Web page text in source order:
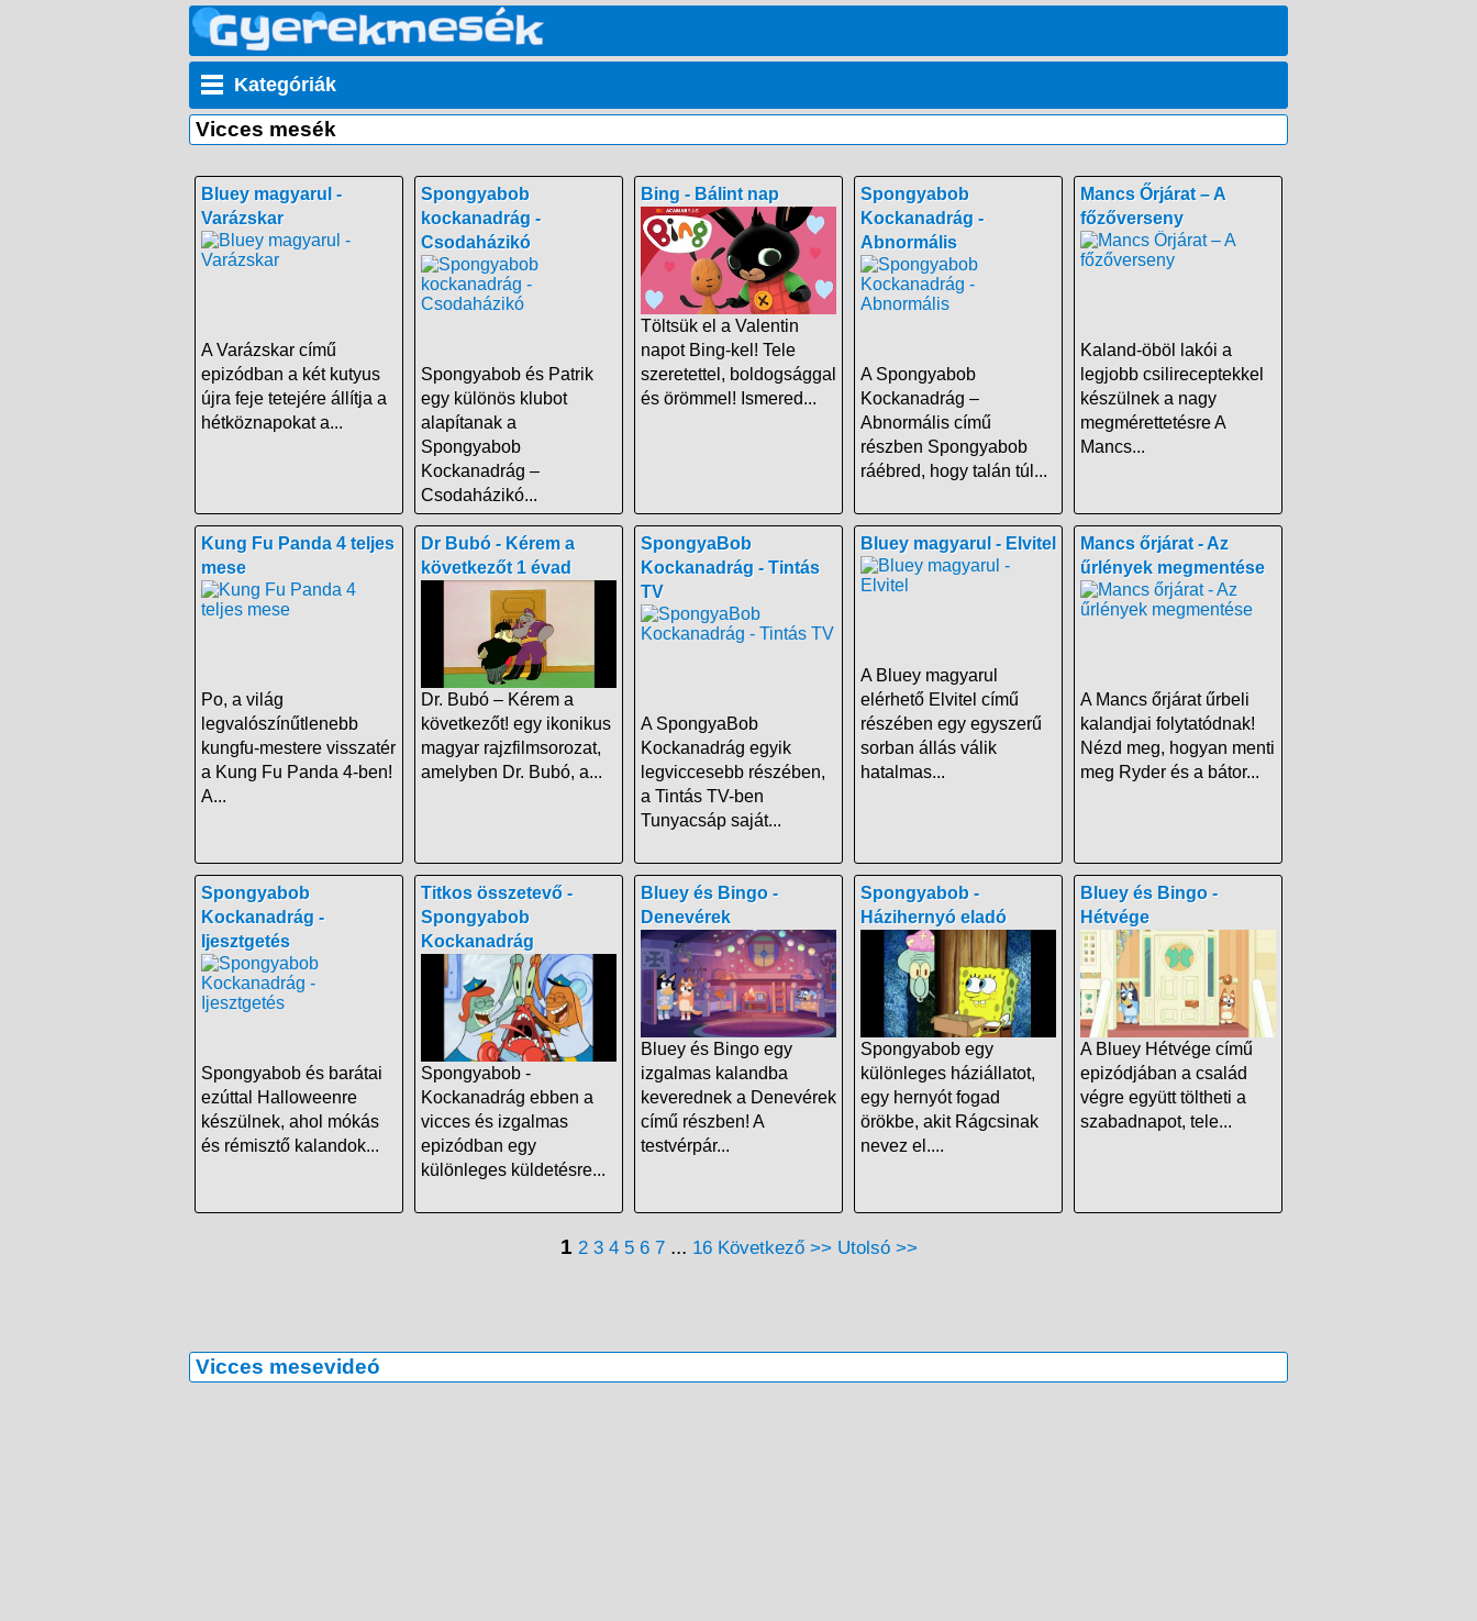
Kategóriák
Vicces mesék
Bluey magyarul -
Varázskar
A Varázskar című
epizódban a két kutyus
újra feje tetejére állítja a
hétköznapokat a...
Spongyabob
kockanadrág -
Csodaházikó
Spongyabob és Patrik
egy különös klubot
alapítanak a
Spongyabob
Kockanadrág –
Csodaházikó...
Bing - Bálint nap
Töltsük el a Valentin
napot Bing-kel! Tele
szeretettel, boldogsággal
és örömmel! Ismered...
Spongyabob
Kockanadrág -
Abnormális
A Spongyabob
Kockanadrág –
Abnormális című
részben Spongyabob
ráébred, hogy talán túl...
Mancs Őrjárat – A
főzőverseny
Kaland-öböl lakói a
legjobb csilireceptekkel
készülnek a nagy
megmérettetésre A
Mancs...
Kung Fu Panda 4 teljes
mese
Po, a világ
legvalószínűtlenebb
kungfu-mestere visszatér
a Kung Fu Panda 4-ben!
A...
Dr Bubó - Kérem a
következőt 1 évad
Dr. Bubó – Kérem a
következőt! egy ikonikus
magyar rajzfilmsorozat,
amelyben Dr. Bubó, a...
SpongyaBob
Kockanadrág - Tintás
TV
A SpongyaBob
Kockanadrág egyik
legviccesebb részében,
a Tintás TV-ben
Tunyacsáp saját...
Bluey magyarul - Elvitel
A Bluey magyarul
elérhető Elvitel című
részében egy egyszerű
sorban állás válik
hatalmas...
Mancs őrjárat - Az
űrlények megmentése
A Mancs őrjárat űrbeli
kalandjai folytatódnak!
Nézd meg, hogyan menti
meg Ryder és a bátor...
Spongyabob
Kockanadrág -
Ijesztgetés
Spongyabob és barátai
ezúttal Halloweenre
készülnek, ahol mókás
és rémisztő kalandok...
Titkos összetevő -
Spongyabob
Kockanadrág
Spongyabob -
Kockanadrág ebben a
vicces és izgalmas
epizódban egy
különleges küldetésre...
Bluey és Bingo -
Denevérek
Bluey és Bingo egy
izgalmas kalandba
keverednek a Denevérek
című részben! A
testvérpár...
Spongyabob -
Házihernyó eladó
Spongyabob egy
különleges háziállatot,
egy hernyót fogad
örökbe, akit Rágcsinak
nevez el....
Bluey és Bingo -
Hétvége
A Bluey Hétvége című
epizódjában a család
végre együtt töltheti a
szabadnapot, tele...
1 2 3 4 5 6 7... 16 Következő >> Utolsó >>
Vicces mesevideó